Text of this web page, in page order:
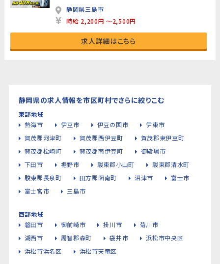
静岡県三島市
時給 2,200円 ～2,500円
求人詳細はこちら
静岡県の求人情報を市区町村でさらに絞りこむ
東部地域
熱海市
伊豆市 伊豆の国市
伊東市
賀茂郡河津町
賀茂郡西伊豆町
賀茂郡東伊豆町
賀茂郡松崎町
賀茂郡南伊豆町
御殿場市
下田市
裾野市 駿東郡小山町
駿東郡清水町
駿東郡長泉町
田方郡函南町 沼津市
富士市
富士宮市
三島市
西部地域
磐田市
御前崎市 掛川市
菊川市
湖西市
周智郡森町 袋井市
浜松市中央区
浜松市浜名区
浜松市天竜区